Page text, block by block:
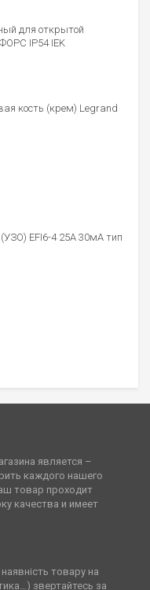
для открытой
IP54 IEK
кость (крем) Legrand
EFI6-4 25А 30мА тип
является –
каждого нашего
товар проходит
качества и имеет
наявність товару на
звертайтесь за